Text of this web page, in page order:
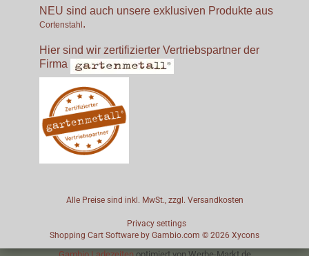
NEU sind auch unsere exklusiven Produkte aus
Cortenstahl.
Hier sind wir zertifizierter Vertriebspartner der
Firma
Alle Preise sind inkl. MwSt., zzgl. Versandkosten
Privacy settings
Shopping Cart Software by Gambio.com © 2026 Xycons